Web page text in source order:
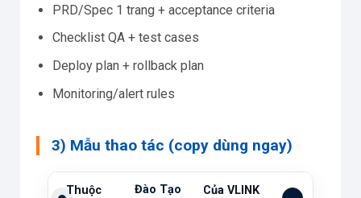
PRD/Spec 1 trang + acceptance criteria
Checklist QA + test cases
Deploy plan + rollback plan
Monitoring/alert rules
3) Mẫu thao tác (copy dùng ngay)
Thuộc
Đào Tạo
Của VLINK